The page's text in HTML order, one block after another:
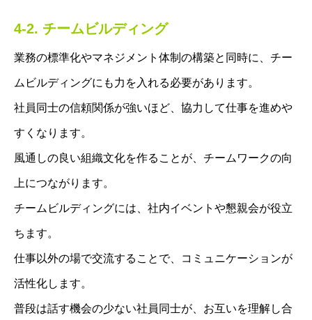
4-2. チームビルディング
業務の標準化やマネジメント体制の構築と同時に、チー
ムビルディングにも力を入れる必要があります。
社員同士の信頼関係が強いほど、協力して仕事を進めや
すくなります。
風通しの良い組織文化を作ることが、チームワークの向
上につながります。
チームビルディングには、社内イベントや懇親会が役立
ちます。
仕事以外の場で交流することで、コミュニケーションが
活性化します。
普段は話す機会の少ない社員同士が、お互いを理解し合